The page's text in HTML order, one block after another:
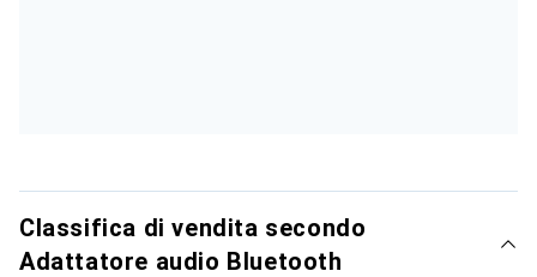
Classifica di vendita secondo
Adattatore audio Bluetooth